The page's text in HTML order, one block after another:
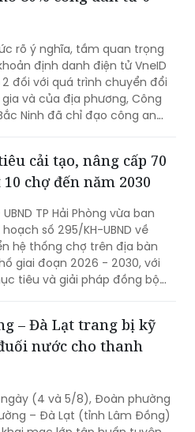
mới.
đấu cấp tài khoản
80% công dân từ 6
rõ ý nghĩa, tầm quan trọng
định danh điện tử VneID
và của địa phương, Công
Ninh đã chỉ đạo công an
khai đồng bộ nhiều giải
hoạt tài khoản định danh
người dân.
cải tạo, nâng cấp 70
chợ đến năm 2030
UBND TP Hải Phòng vừa ban
số 295/KH-UBND về
giai đoạn 2026 - 2030, với
tiêu và giải pháp đồng bộ
cấp hạ tầng thương mại,
dựng nông thôn mới.
– Đà Lạt trang bị kỹ
nước cho thanh